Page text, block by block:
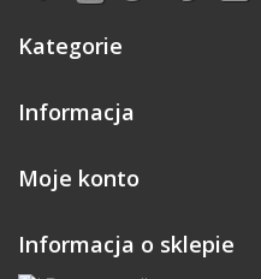
Kategorie
Informacja
Moje konto
Informacja o sklepie